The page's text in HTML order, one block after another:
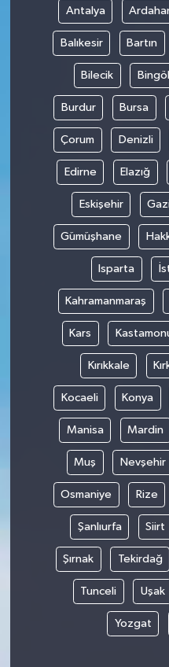
Antalya
Balıkesir Bartın
Bilecik Bingöl
Burdur Bursa
Çorum Denizli
Edirne Elazığ
Eskişehir
Gümüşhane
Isparta
Kahramanmaraş
Kars
Kırıkkale
Kocaeli Konya
Manisa Mardin
Muş Nevşehir
Osmaniye Rize
Şanlıurfa Siirt
Şırnak Tekirdağ
Tunceli Uşak
Yozgat